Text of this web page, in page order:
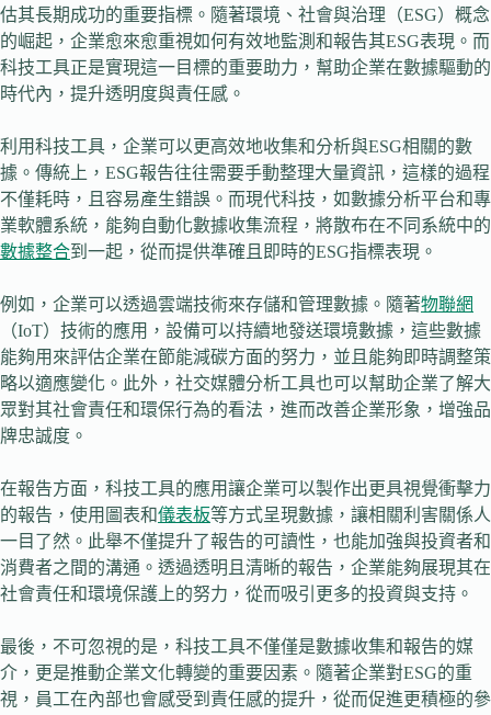
估其長期成功的重要指標。隨著環境、社會與治理（ESG）概念
的崛起，企業愈來愈重視如何有效地監測和報告其ESG表現。而
科技工具正是實現這一目標的重要助力，幫助企業在數據驅動的
時代內，提升透明度與責任感。
利用科技工具，企業可以更高效地收集和分析與ESG相關的數
據。傳統上，ESG報告往往需要手動整理大量資訊，這樣的過程
不僅耗時，且容易產生錯誤。而現代科技，如數據分析平台和專
業軟體系統，能夠自動化數據收集流程，將散布在不同系統中的
數據整合到一起，從而提供準確且即時的ESG指標表現。
例如，企業可以透過雲端技術來存儲和管理數據。隨著物聯網
（IoT）技術的應用，設備可以持續地發送環境數據，這些數據
能夠用來評估企業在節能減碳方面的努力，並且能夠即時調整策
略以適應變化。此外，社交媒體分析工具也可以幫助企業了解大
眾對其社會責任和環保行為的看法，進而改善企業形象，增強品
牌忠誠度。
在報告方面，科技工具的應用讓企業可以製作出更具視覺衝擊力
的報告，使用圖表和儀表板等方式呈現數據，讓相關利害關係人
一目了然。此舉不僅提升了報告的可讀性，也能加強與投資者和
消費者之間的溝通。透過透明且清晰的報告，企業能夠展現其在
社會責任和環境保護上的努力，從而吸引更多的投資與支持。
最後，不可忽視的是，科技工具不僅僅是數據收集和報告的媒
介，更是推動企業文化轉變的重要因素。隨著企業對ESG的重
視，員工在內部也會感受到責任感的提升，從而促進更積極的參